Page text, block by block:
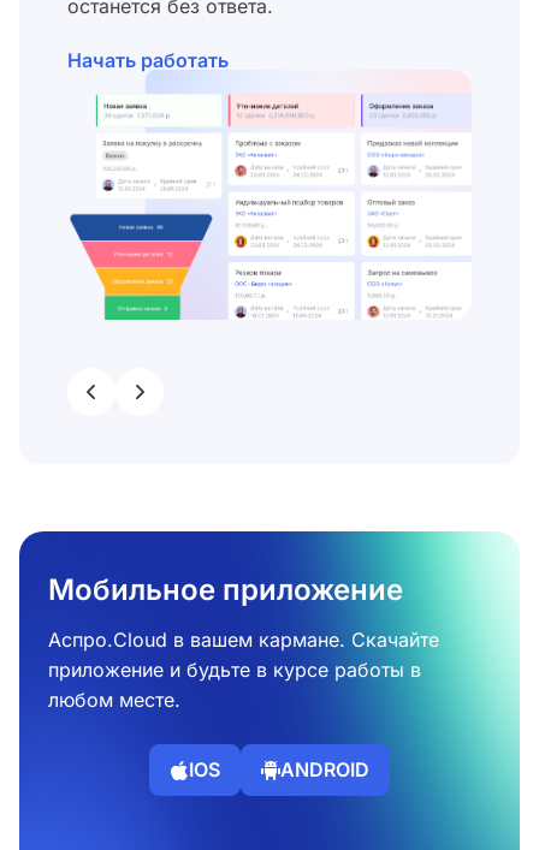
останется без ответа.
Начать работать
Мобильное приложение
Аспро.Cloud в вашем кармане. Скачайте
приложение и будьте в курсе работы в
любом месте.
IOS ANDROID